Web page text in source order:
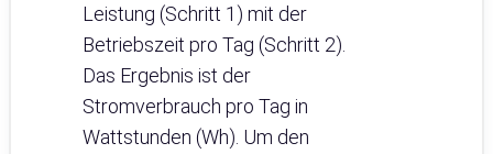
Leistung (Schritt 1) mit der
Betriebszeit pro Tag (Schritt 2).
Das Ergebnis ist der
Stromverbrauch pro Tag in
Wattstunden (Wh). Um den